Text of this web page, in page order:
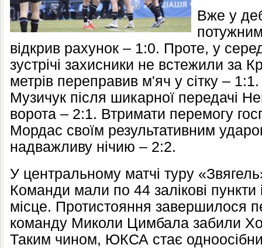
Вже у
відкрив рахунок – 1:0. Проте, у
зустрічі захисники не встежили за
метрів переправив м'яч у сітку –
Музичук після шикарної передачі
ворота – 2:1. Втримати перемогу
Мордас своїм результативним
надважливу нічию – 2:2.
У центральному матчі туру
Команди мали по 44 залікові
місце. Протистояння завершилося
команду Миколи Цимбала забили
Таким чином, ЮКСА стає